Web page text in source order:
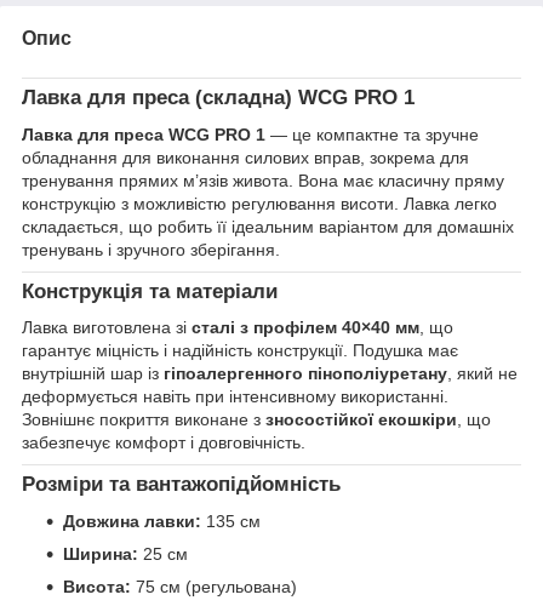
Опис
Лавка для преса (складна) WCG PRO 1
Лавка для преса WCG PRO 1 — це компактне та зручне
обладнання для виконання силових вправ, зокрема для
тренування прямих м’язів живота. Вона має класичну пряму
конструкцію з можливістю регулювання висоти. Лавка легко
складається, що робить її ідеальним варіантом для домашніх
тренувань і зручного зберігання.
Конструкція та матеріали
Лавка виготовлена зі сталі з профілем 40×40 мм, що
гарантує міцність і надійність конструкції. Подушка має
внутрішній шар із гіпоалергенного пінополіуретану, який не
деформується навіть при інтенсивному використанні.
Зовнішнє покриття виконане з зносостійкої екошкіри, що
забезпечує комфорт і довговічність.
Розміри та вантажопідйомність
Довжина лавки: 135 см
Ширина: 25 см
Висота: 75 см (регульована)